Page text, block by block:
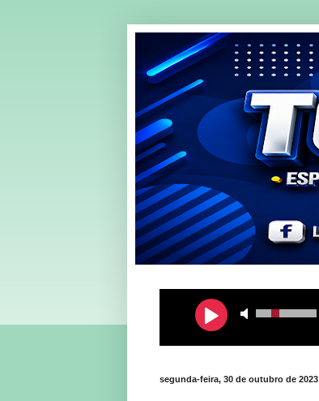
segunda-feira, 30 de outubro de 2023